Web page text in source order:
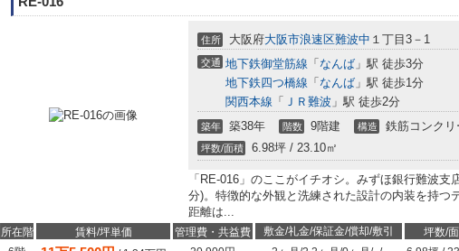
住所 大阪府大阪市浪速区難波中 １丁目3－1
交通 地下鉄御堂筋線 「 なんば 」駅 徒歩3分
地下鉄四つ橋線 「 なんば 」駅 徒歩1分
関西本線 「 ＪＲ難波 」駅 徒歩2分
築年 築38年 階数 9階建 構造 鉄筋コンクリ
坪数/面積 6.98坪 / 23.10㎡
「RE-016」のここがイチオシ。みずほ銀行難波支
分)。特徴的な外観と洗練された設計の内装を持つ
距離は...
所在階 賃料/坪単価 管理費・共益費 敷金/礼金/保証金/償却/敷引 坪数/